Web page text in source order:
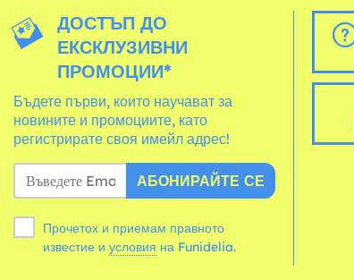
ДОСТЪП ДО
ЕКСКЛУЗИВНИ
ПРОМОЦИИ*
Бъдете първи, които научават за
новините и промоциите, като
регистрирате своя имейл адрес!
АБОНИРАЙТЕ СЕ
Прочетох и приемам правното
известие и условия на Funidelia.